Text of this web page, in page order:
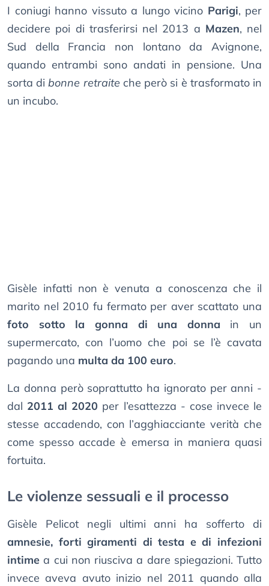
I coniugi hanno vissuto a lungo vicino Parigi, per
decidere poi di trasferirsi nel 2013 a Mazen, nel
Sud della Francia non lontano da Avignone,
quando entrambi sono andati in pensione. Una
sorta dibonne retraite che però si è trasformato in
un incubo.
Gisèle infatti non è venuta a conoscenza che il
marito nel 2010 fu fermato per aver scattato una
foto sotto la gonna di una donna in un
supermercato, con l’uomo che poi se l’è cavata
pagando una multa da 100 euro.
La donna però soprattutto ha ignorato per anni -
dal 2011 al 2020 per l’esattezza - cose invece le
stesse accadendo, con l’agghiacciante verità che
come spesso accade è emersa in maniera quasi
fortuita.
Le violenze sessuali e il processo
Gisèle Pelicot negli ultimi anni ha sofferto di
amnesie, forti giramenti di testa e di infezioni
intime a cui non riusciva a dare spiegazioni. Tutto
invece aveva avuto inizio nel 2011 quando alla